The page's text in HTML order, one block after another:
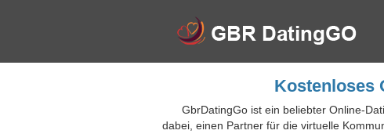
Kostenloses
GbrDatingGo ist ein beliebter Online-
dabei, einen Partner für die virtuelle